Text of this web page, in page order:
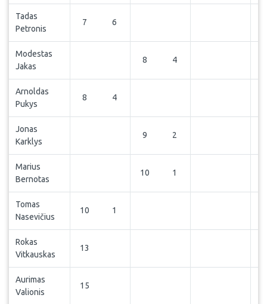
Tadas
Petronis
7 6
Modestas
Jakas
8 4
Arnoldas
Pukys
8 4
Jonas
Karklys
9 2
Marius
Bernotas
10 1
Tomas
Nasevičius
10 1
Rokas
Vitkauskas
13
Aurimas
Valionis
15